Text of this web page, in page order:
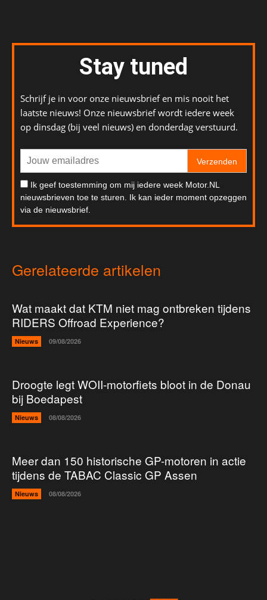
Stay tuned
Schrijf je in voor onze nieuwsbrief en mis nooit het
laatste nieuws! Onze nieuwsbrief wordt iedere week
op dinsdag (bij veel nieuws) en donderdag verstuurd.
Verzenden
Ik geef toestemming om mij iedere week Motor.NL
nieuwsbrieven toe te sturen. Ik kan ieder moment opzeggen
via de nieuwsbrief.
Gerelateerde artikelen
Wat maakt dat KTM niet mag ontbreken tijdens
RIDERS Offroad Experience?
Nieuws 09/08/2026
Droogte legt WOII-motorfiets bloot in de Donau
bij Boedapest
Nieuws 08/08/2026
Meer dan 150 historische GP-motoren in actie
tijdens de TABAC Classic GP Assen
Nieuws 08/08/2026